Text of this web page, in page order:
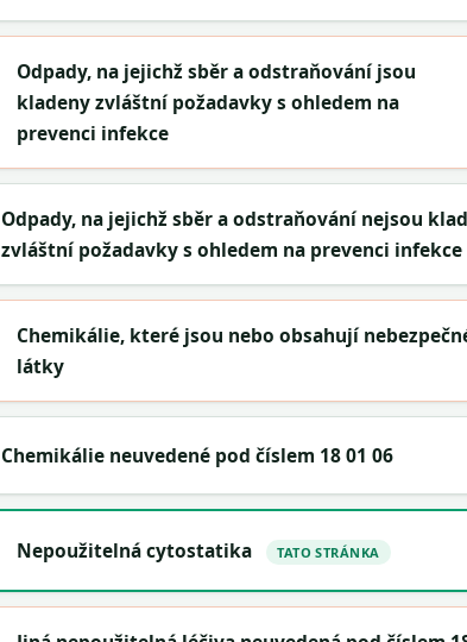
Odpady, na jejichž sběr a odstraňování jsou
kladeny zvláštní požadavky s ohledem na
prevenci infekce
Odpady, na jejichž sběr a odstraňování nejsou
zvláštní požadavky s ohledem na prevenci infekce
Chemikálie, které jsou nebo obsahují
látky
Chemikálie neuvedené pod číslem 18 01 06
Nepoužitelná cytostatika TATO STRÁNKA